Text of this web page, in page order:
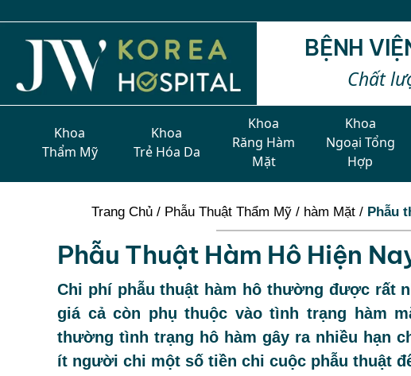
Cơ hội vàng -
BỆNH
Chất
Khoa
Thẩm Mỹ
Khoa
Trẻ Hóa Da
Khoa
Răng Hàm
Mặt
Khoa
Ngoại Tổng
Hợp
Trang Chủ / Phẫu Thuật Thẩm Mỹ / hàm Mặt / Phẫu
Phẫu Thuật Hàm Hô Hiện
Chi phí phẫu thuật hàm hô thường được rất
giá cả còn phụ thuộc vào tình trạng hàm
thường tình trạng hô hàm gây ra nhiều hạn
ít người chi một số tiền chi cuộc phẫu thuật